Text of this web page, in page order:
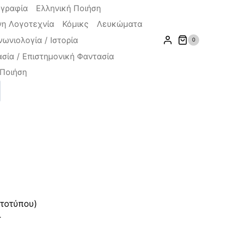
Ελληνική Ποιήση
Λογοτεχνία Κόμικς
Λευκώματα
/ Ιστορία
/ Επιστημονική Φαντασία
0